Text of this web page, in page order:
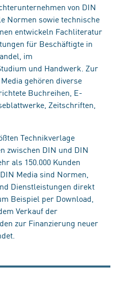
von DIN
Normen sowie technische
entwickeln Fachliteratur
für Beschäftigte in
im
und Handwerk. Zur
gehören diverse
Buchreihen, E-
Zeitschriften,
Technikverlage
zwischen DIN und DIN
als 150.000 Kunden
Media sind Normen,
Dienstleistungen direkt
Beispiel per Download,
Verkauf der
zur Finanzierung neuer